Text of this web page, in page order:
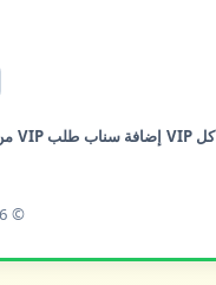
كل VIP إضافة سناب طلب VIP
© 2026